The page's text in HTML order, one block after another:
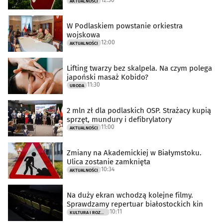
W Podlaskiem powstanie orkiestra
wojskowa
AKTUALNOŚCI 12:00
Lifting twarzy bez skalpela. Na czym polega
japoński masaż Kobido?
URODA 11:30
2 mln zł dla podlaskich OSP. Strażacy kupią
sprzęt, mundury i defibrylatory
AKTUALNOŚCI 11:00
Zmiany na Akademickiej w Białymstoku.
Ulica zostanie zamknięta
AKTUALNOŚCI 10:34
Na duży ekran wchodzą kolejne filmy.
Sprawdzamy repertuar białostockich kin
10:11